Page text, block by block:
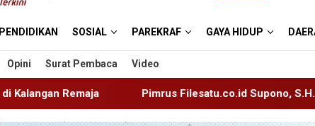
PENDIDIKAN SOSIAL PAREKRAF GAYA HIDUP
Opini Surat Pembaca Video
Pimrus Filesatu.co.id Supono, S.H. Menuju Tanah Suci,